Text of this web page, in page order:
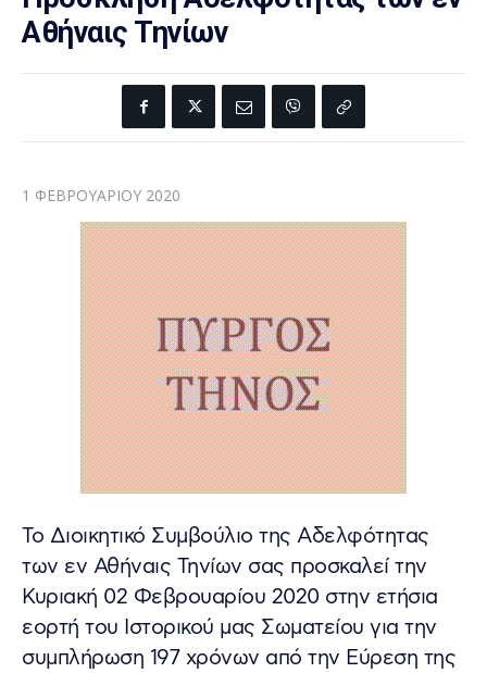
Αθήναις Τηνίων
1 ΦΕΒΡΟΥΑΡΊΟΥ 2020
Το Διοικητικό Συμβούλιο της Αδελφότητας
των εν Αθήναις Τηνίων σας προσκαλεί την
Κυριακή 02 Φεβρουαρίου 2020 στην ετήσια
εορτή του Ιστορικού μας Σωματείου για την
συμπλήρωση 197 χρόνων από την Εύρεση της